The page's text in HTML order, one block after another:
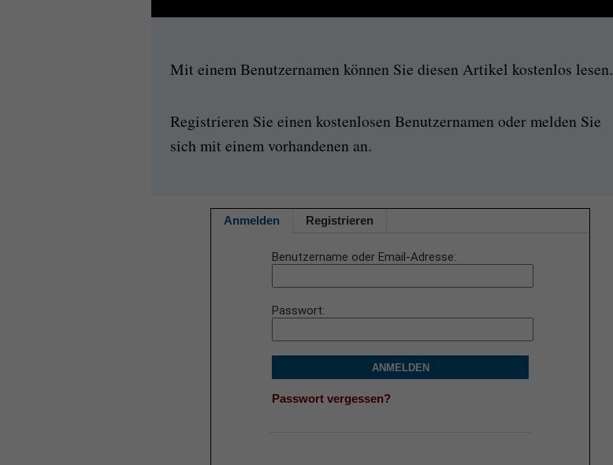
Mit einem Benutzernamen können Sie diesen Artikel kostenlos lesen.
Registrieren Sie einen kostenlosen Benutzernamen oder melden Sie
sich mit einem vorhandenen an.
Anmelden Registrieren
Benutzername oder Email-Adresse
Passwort
ANMELDEN
Passwort vergessen?